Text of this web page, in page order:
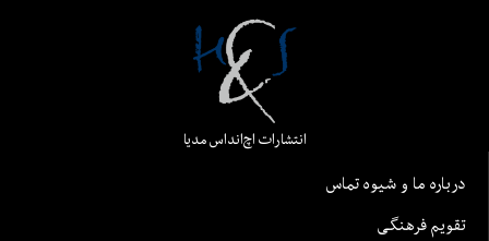
انتشارات اچ‌اند‌اس مدیا
درباره ما و شیوه تماس
تقویم فرهنگی